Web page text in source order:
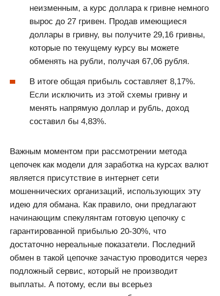
неизменным, а курс доллара к гривне немного
вырос до 27 гривен. Продав имеющиеся
доллары в гривну, вы получите 29,16 гривны,
которые по текущему курсу вы можете
обменять на рубли, получая 67,06 рубля.
В итоге общая прибыль составляет 8,17%.
Если исключить из этой схемы гривну и
менять напрямую доллар и рубль, доход
составил бы 4,83%.
Важным моментом при рассмотрении метода
цепочек как модели для заработка на курсах валют
является присутствие в интернет сети
мошеннических организаций, использующих эту
идею для обмана. Как правило, они предлагают
начинающим спекулянтам готовую цепочку с
гарантированной прибылью 20-30%, что
достаточно нереальные показатели. Последний
обмен в такой цепочке зачастую проводится через
подложный сервис, который не производит
выплаты. А потому, если вы всерьез